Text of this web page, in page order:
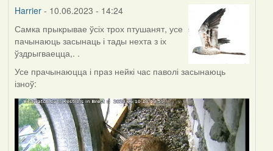
Harrier- 10.06.2023 - 14:24
Самка прыкрывае ўсіх трох птушанят, усе
пачынаюць засынаць і тады нехта з іх
ўздрыгваецца,. .
Усе прачынаюцца і праз нейкі час паволі засынаюць
ізноў: